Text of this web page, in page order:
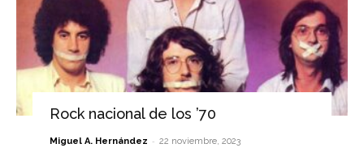
Rock nacional de los ’70
Miguel A. Hernández - 22 noviembre, 2023